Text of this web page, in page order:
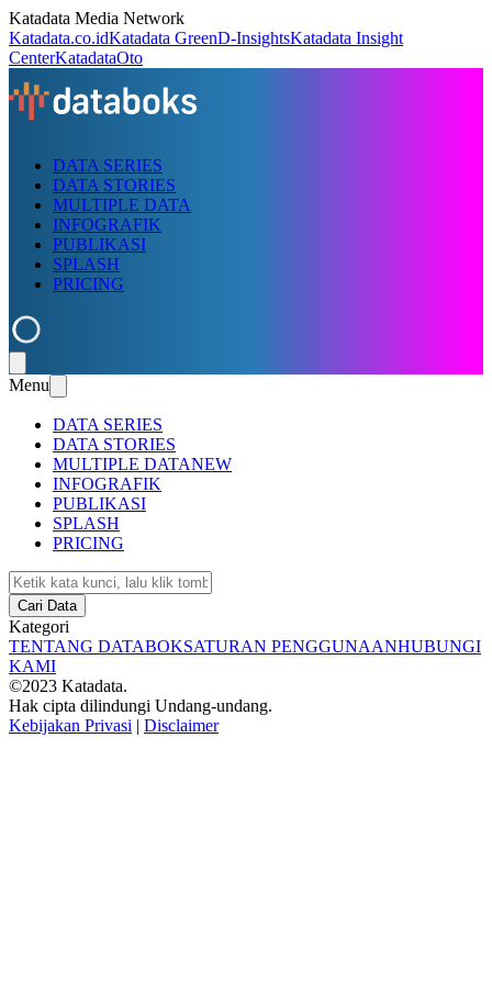
Katadata Media Network
Katadata.co.idKatadata GreenD-InsightsKatadata Insight
CenterKatadataOto
DATA SERIES
DATA STORIES
MULTIPLE DATA
INFOGRAFIK
PUBLIKASI
SPLASH
PRICING
Menu
DATA SERIES
DATA STORIES
MULTIPLE DATANEW
INFOGRAFIK
PUBLIKASI
SPLASH
PRICING
Cari Data
Kategori
TENTANG DATABOKSATURAN PENGGUNAANHUBUNGI
KAMI
©2023 Katadata.
Hak cipta dilindungi Undang-undang.
Kebijakan Privasi | Disclaimer